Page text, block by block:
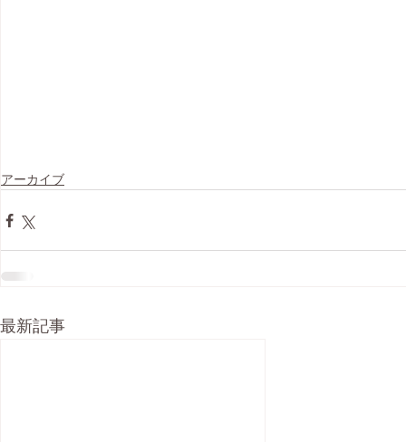
アーカイブ
最新記事